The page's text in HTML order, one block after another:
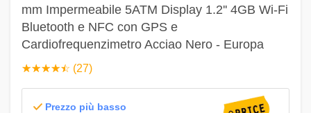
mm Impermeabile 5ATM Display 1.2'' 4GB Wi-Fi
Bluetooth e NFC con GPS e
Cardiofrequenzimetro Acciao Nero - Europa
☆☆☆☆☆
★★★★★ (27)
Prezzo più basso